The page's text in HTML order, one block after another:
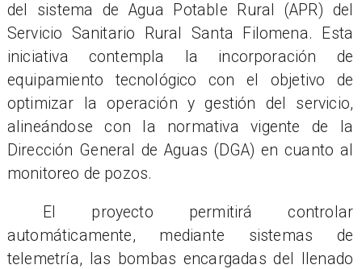
del sistema de Agua Potable Rural (APR) del
Servicio Sanitario Rural Santa Filomena. Esta
iniciativa contempla la incorporación de
equipamiento tecnológico con el objetivo de
optimizar la operación y gestión del servicio,
alineándose con la normativa vigente de la
Dirección General de Aguas (DGA) en cuanto al
monitoreo de pozos.
El proyecto permitirá controlar
automáticamente, mediante sistemas de
telemetría, las bombas encargadas del llenado